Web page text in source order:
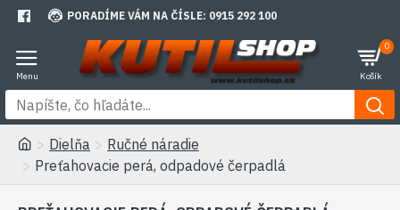
PORADÍME VÁM NA ČÍSLE: 0915 292 100
0
Dielňa
Ručné náradie
Preťahovacie perá, odpadové čerpadlá